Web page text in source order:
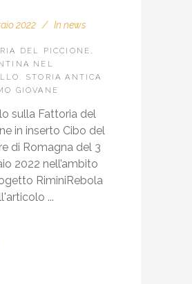
2022 In news
DEL PICCIONE,
NEL
STORIA ANTICA
GIOVANE
sulla Fattoria del
in inserto Cibo del
di Romagna del 3
2022 nell’ambito
RiminiRebola
...